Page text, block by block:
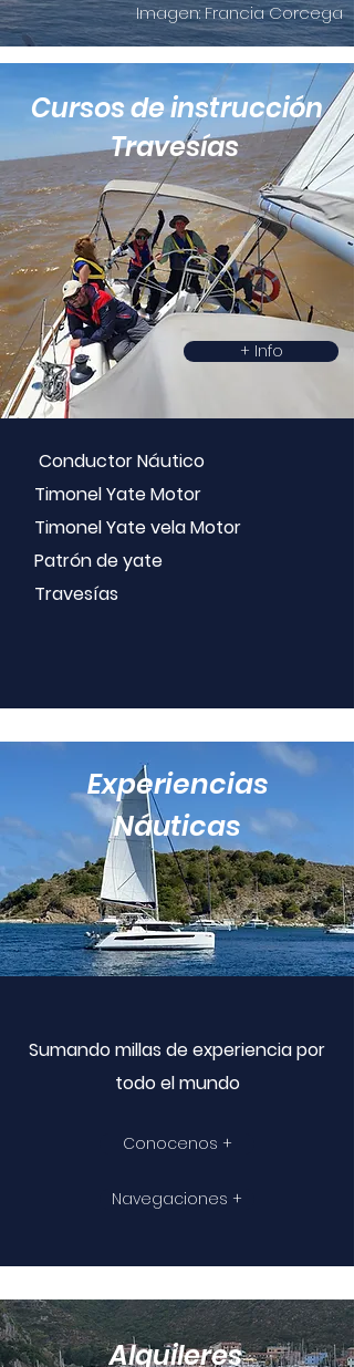
Imagen: Francia Corcega
Cursos de instrucción
Travesías
+ Info
Conductor Náutico
Timonel Yate Motor
Timonel Yate vela Motor
Patrón de yate
Travesías
Experiencias
Náuticas
Sumando millas de experiencia por
todo el mundo
Conocenos +
Navegaciones +
Alquileres